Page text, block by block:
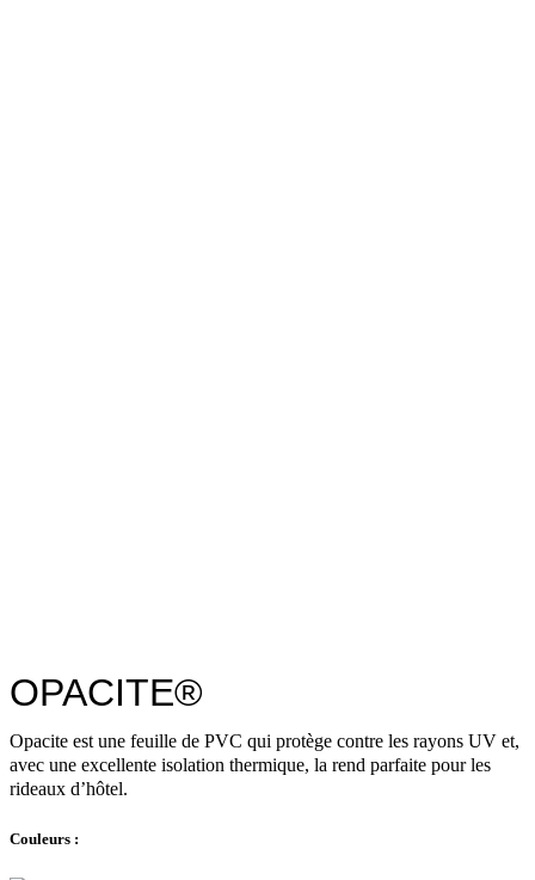
OPACITE®
Opacite est une feuille de PVC qui protège contre les rayons UV et,
avec une excellente isolation thermique, la rend parfaite pour les
rideaux d’hôtel.
Couleurs :